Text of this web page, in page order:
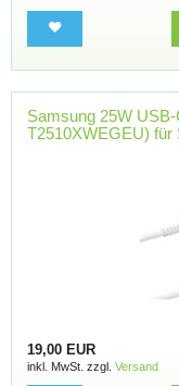
Samsung 25W
T2510XWEGEU) für
19,00 EUR
inkl. MwSt. zzgl. Versand